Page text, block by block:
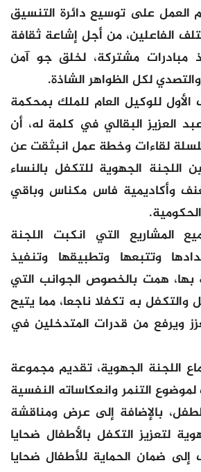
العمل على توسيع دائرة التنسيق
الفاعلين، من أجل إشاعة ثقافة
مبادرات مشتركة، لخلق جو آمن
لكل الظواهر الشاذة.
الأول للوكيل العام للملك بمحكمة
العزيز البقالي في كلمة له، أن
لقاءات وخطة عمل انبثقت عن
اللجنة الجهوية للتكفل بالنساء
وأكاديمية فاس مكناس وباقي
المشاريع التي انكبت اللجنة
وتتبعها وتطبيقها وتنفيذ
بها، همت بالخصوص الجوانب التي
به تكفلا ناجعا، مما يتيح
ويرفع من قدرات المتدخلين في
اللجنة الجهوية، تقديم مجموعة
التنمر وانعكاساته النفسية
بالإضافة إلى عرض ومناقشة
لتعزيز التكفل بالأطفال ضحايا
إلى ضمان الحماية للأطفال ضحايا